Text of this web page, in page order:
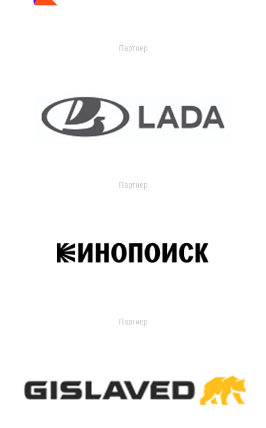
Партнер
Партнер
Партнер